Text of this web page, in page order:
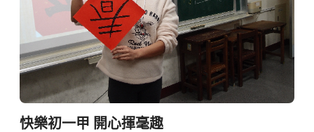
快樂初一甲 開心揮毫趣